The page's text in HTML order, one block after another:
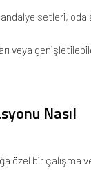
setleri,
veya
Nasıl
özel bir çalışma